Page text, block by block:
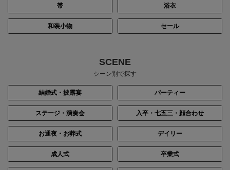
帯 浴衣
和装小物 セール
SCENE
シーン別で探す
結婚式・披露宴 パーティー
ステージ・演奏会 入卒・七五三・顔合わせ
お通夜・お葬式 デイリー
成人式 卒業式